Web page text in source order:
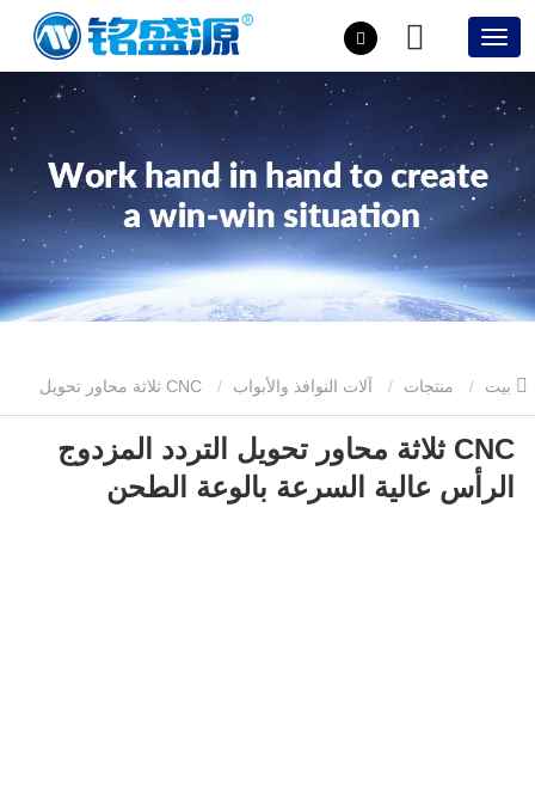
منتجات آلات النوافذ والأبواب CNC ثلاثة محاور تحويل
التردد المزدوج الرأس عالية السرعة بالوعة الطحن
CNC ثلاثة محاور تحويل التردد المزدوج
الرأس عالية السرعة بالوعة الطحن